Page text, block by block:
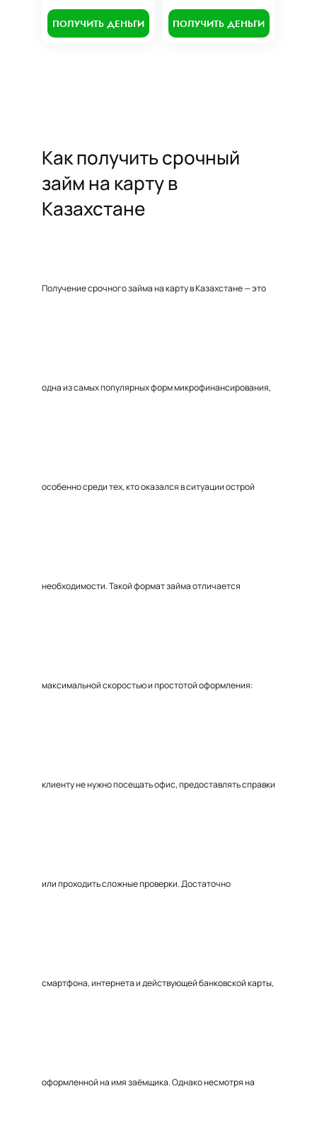
ПОЛУЧИТЬ ДЕНЬГИ ПОЛУЧИТЬ ДЕНЬГИ
Как получить срочный
займ на карту в
Казахстане
Получение срочного займа на карту в Казахстане — это
одна из самых популярных форм микрофинансирования,
особенно среди тех, кто оказался в ситуации острой
необходимости. Такой формат займа отличается
максимальной скоростью и простотой оформления:
клиенту не нужно посещать офис, предоставлять справки
или проходить сложные проверки. Достаточно
смартфона, интернета и действующей банковской карты,
оформленной на имя заёмщика. Однако несмотря на